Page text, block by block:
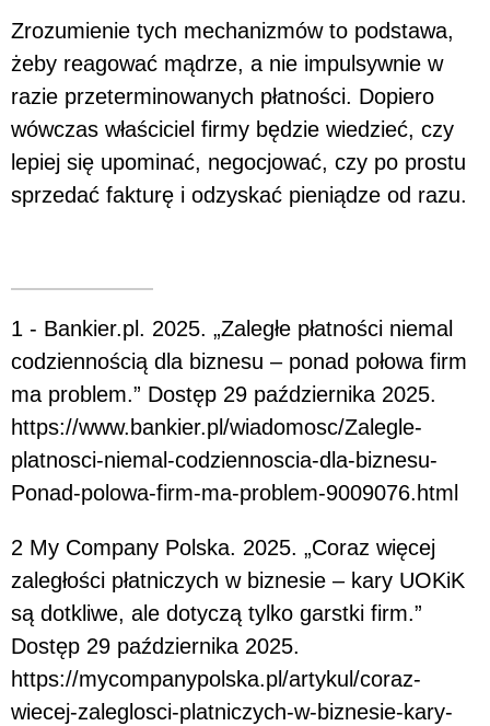
Zrozumienie tych mechanizmów to podstawa,
żeby reagować mądrze, a nie impulsywnie w
razie przeterminowanych płatności. Dopiero
wówczas właściciel firmy będzie wiedzieć, czy
lepiej się upominać, negocjować, czy po prostu
sprzedać fakturę i odzyskać pieniądze od razu.
1 - Bankier.pl. 2025. „Zaległe płatności niemal
codziennością dla biznesu – ponad połowa firm
ma problem.” Dostęp 29 października 2025.
https://www.bankier.pl/wiadomosc/Zalegle-
platnosci-niemal-codziennoscia-dla-biznesu-
Ponad-polowa-firm-ma-problem-9009076.html
2 My Company Polska. 2025. „Coraz więcej
zaległości płatniczych w biznesie – kary UOKiK
są dotkliwe, ale dotyczą tylko garstki firm.”
Dostęp 29 października 2025.
https://mycompanypolska.pl/artykul/coraz-
wiecej-zaleglosci-platniczych-w-biznesie-kary-